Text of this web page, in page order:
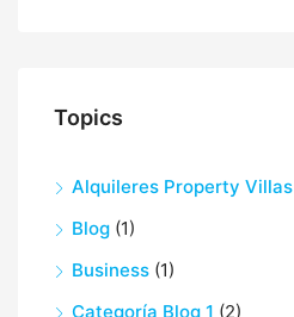
Topics
Alquileres Property Villas
Blog (1)
Business (1)
Categoría Blog 1 (2)